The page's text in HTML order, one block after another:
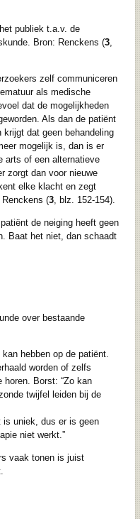
publiek t.a.v. de
Bron: Renckens (3,
zelf communiceren
als medische
dat de mogelijkheden
Als dan de patiënt
dat geen behandeling
mogelijk is, dan is er
arts of een alternatieve
zorgt dan voor nieuwe
elke klacht en zegt
(3, blz. 152-154).
de neiging heeft geen
Baat het niet, dan schaadt
over bestaande
hebben op de patiënt.
worden of zelfs
Borst: “Zo kan
twijfel leiden bij de
uniek, dus er is geen
niet werkt.”
vaak tonen is juist